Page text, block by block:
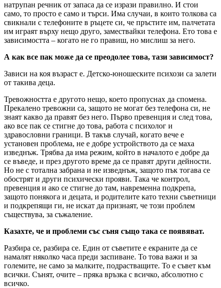
натрупан речник от запаса да се изрази правилно. И стои
само, то просто е само и търси. Има случаи, в които толкова са
свикнали с телефоните в ръцете си, че пръстите им, палчетата
им играят върху нещо друго, замествайки телефона. Ето това е
зависимостта – когато не го правиш, но мислиш за него.
А как все пак може да се преодолее това, тази зависимост?
Зависи на коя възраст е. Детско-юношеските психози са залети
от такива деца.
Тревожността е другото нещо, което пропуснах да спомена.
Прекалено тревожни са, защото не могат без телефона си, не
знаят какво да правят без него. Първо превенция и след това,
ако все пак се стигне до това, работа с психолог и
здравословни граници. В такъв случай, когато вече е
установен проблема, не е добре устройството да се маха
изведнъж. Трябва да има режим, който в началото е добре да
се въведе, и през другото време да се правят други дейности.
Но не с тотална забрана и не изведнъж, защото пък тогава се
обострят и други психически прояви. Така че контрол,
превенция и ако се стигне до там, навременна подкрепа,
защото понякога и децата, и родителите като техни съветници
и подкрепящи ги, не искат да признаят, че този проблем
съществува, за съжаление.
Казахте, че и проблеми със съня също така се появяват.
Разбира се, разбира се. Един от съветите е екраните да се
намалят няколко часа преди заспиване. То това важи и за
големите, не само за малките, подрастващите. То е съвет към
всички. Сънят, очите – пряка връзка с всичко, абсолютно с
всичко.